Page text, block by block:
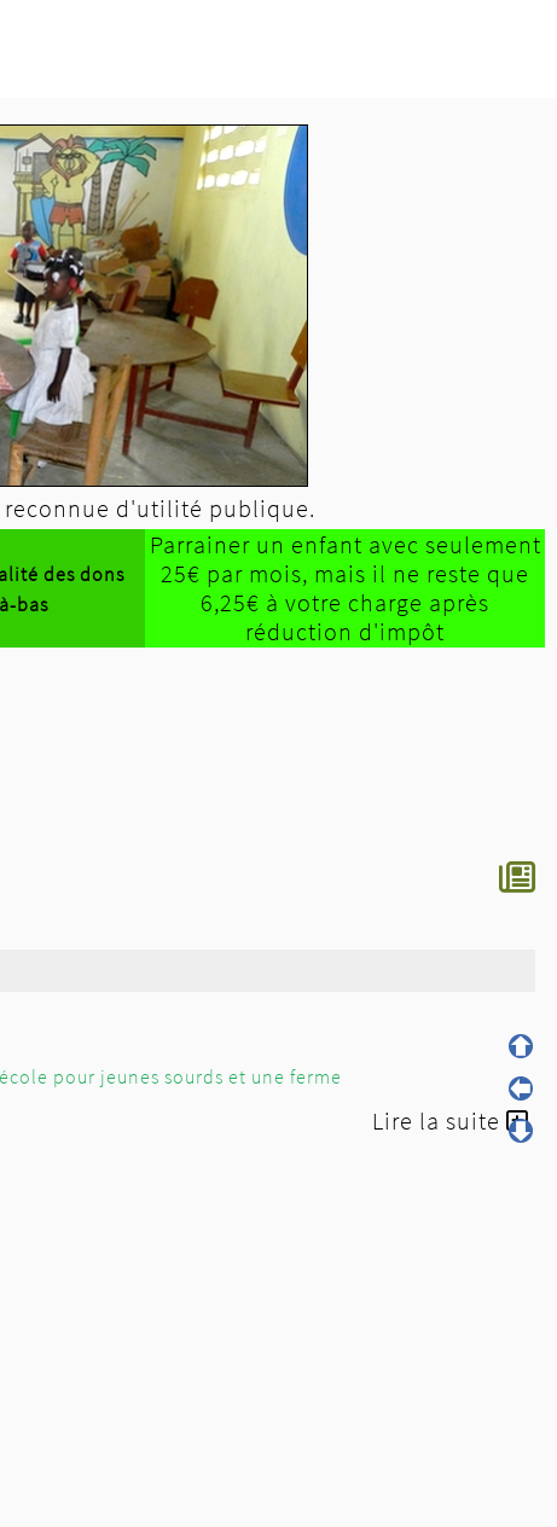
reconnue d'utilité publique.
des dons
bas
Parrainer un enfant avec seulement
25€ par mois, mais il ne reste que
6,25€ à votre charge après
réduction d'impôt
pour jeunes sourds et une ferme
Lire la suite